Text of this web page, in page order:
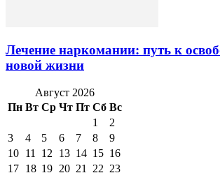
Лечение наркомании: путь к
новой жизни
Август 2026
Пн Вт Ср Чт Пт Сб Вс
1
2
3
4 5 6 7 8
9
10 11 12 13 14 15 16
17 18 19 20 21 22 23